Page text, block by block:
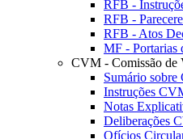
RFB -
RFB -
RFB - Atos
MF - Portarias
CVM - Comissão de
Sumário
Instruções
Notas
Deliberações
Ofícios